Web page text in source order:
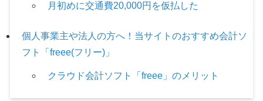
月初めに交通費20,000円を仮払した
個人事業主や法人の方へ！当サイトのおすすめ会計ソ
フト「freee(フリー)」
クラウド会計ソフト「freee」のメリット